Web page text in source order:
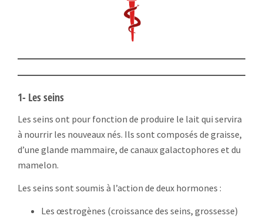
1- Les seins
Les seins ont pour fonction de produire le lait qui servira
à nourrir les nouveaux nés. Ils sont composés de graisse,
d’une glande mammaire, de canaux galactophores et du
mamelon.
Les seins sont soumis à l’action de deux hormones :
Les œstrogènes (croissance des seins, grossesse)